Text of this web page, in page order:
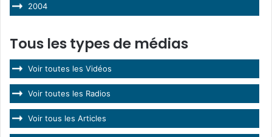
2004
Tous les types de médias
Voir toutes les Vidéos
Voir toutes les Radios
Voir tous les Articles